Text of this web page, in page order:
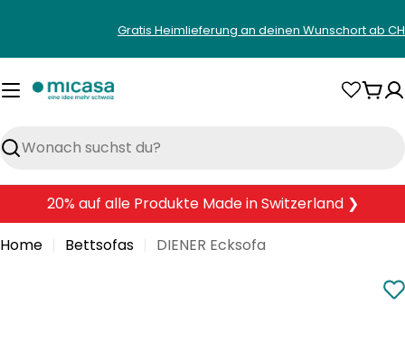
springen
Gratis Heimlieferung an deinen Wunschort ab
Suchen
20% auf alle Produkte Made in Switzerland ❯
Home
Bettsofas DIENER Ecksofa